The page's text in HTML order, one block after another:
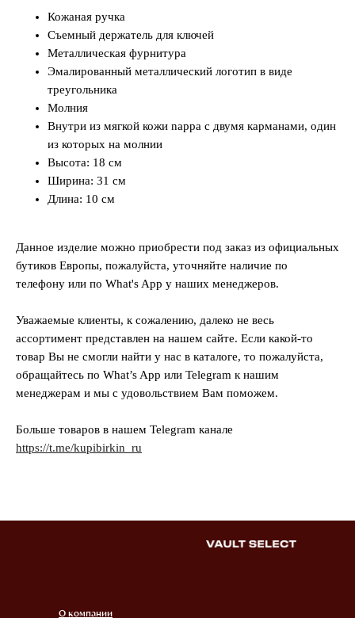
Кожаная ручка
Съемный держатель для ключей
Металлическая фурнитура
Эмалированный металлический логотип в виде
треугольника
Молния
Внутри из мягкой кожи nappa с двумя карманами, один
из которых на молнии
Высота: 18 см
Ширина: 31 см
Длина: 10 см
Данное изделие можно приобрести под заказ из официальных
бутиков Европы, пожалуйста, уточняйте наличие по
телефону или по What's App у наших менеджеров.
Уважаемые клиенты, к сожалению, далеко не весь
ассортимент представлен на нашем сайте. Если какой-то
товар Вы не смогли найти у нас в каталоге, то пожалуйста,
обращайтесь по What’s App или Telegram к нашим
менеджерам и мы с удовольствием Вам поможем.
Больше товаров в нашем Telegram канале
https://t.me/kupibirkin_ru
О компании